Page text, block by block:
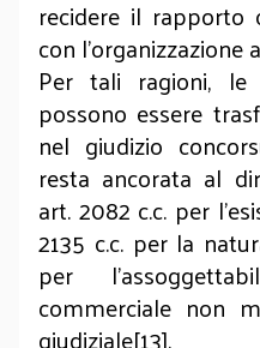
recidere il
con l’organizzazione
Per tali ragioni, le
possono essere
nel giudizio
resta ancorata al
art. 2082 c.c. per
2135 c.c. per la
per
commerciale non